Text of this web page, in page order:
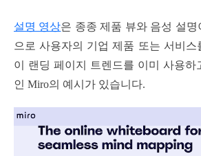
설명 영상은 종종 제품 뷰와 음성 설명
으로 사용자의 기업 제품 또는 서비스
이 랜딩 페이지 트렌드를 이미 사용하
인 Miro의 예시가 있습니다.